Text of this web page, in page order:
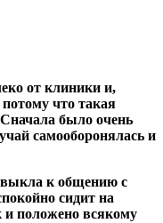
от клиники и,
что такая
было очень
самооборонялась и
к общению с
сидит на
положено всякому